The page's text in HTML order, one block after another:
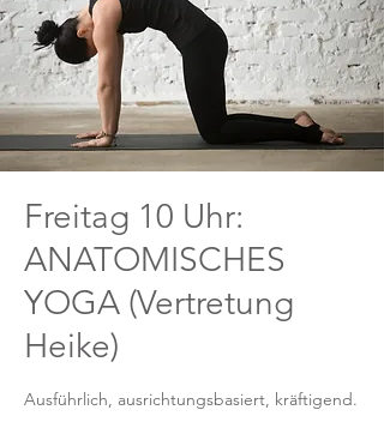
Freitag 10 Uhr:
ANATOMISCHES
YOGA (Vertretung
Heike)